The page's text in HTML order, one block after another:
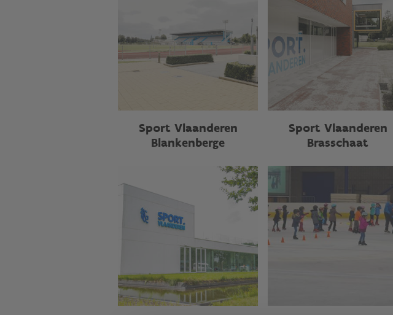
Sport Vlaanderen
Blankenberge
Sport Vlaanderen
Brasschaat